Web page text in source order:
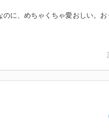
に、めちゃくちゃ愛おしい。お